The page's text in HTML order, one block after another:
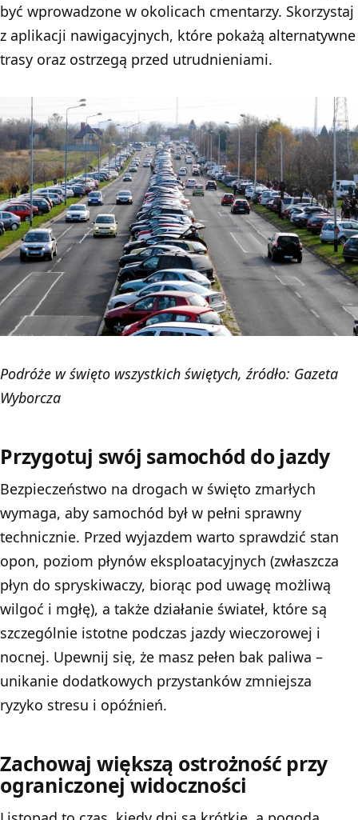
być wprowadzone w okolicach cmentarzy. Skorzystaj
z aplikacji nawigacyjnych, które pokażą alternatywne
trasy oraz ostrzegą przed utrudnieniami.
Podróże w święto wszystkich świętych, źródło: Gazeta
Wyborcza
Przygotuj swój samochód do jazdy
Bezpieczeństwo na drogach w święto zmarłych
wymaga, aby samochód był w pełni sprawny
technicznie. Przed wyjazdem warto sprawdzić stan
opon, poziom płynów eksploatacyjnych (zwłaszcza
płyn do spryskiwaczy, biorąc pod uwagę możliwą
wilgoć i mgłę), a także działanie świateł, które są
szczególnie istotne podczas jazdy wieczorowej i
nocnej. Upewnij się, że masz pełen bak paliwa –
unikanie dodatkowych przystanków zmniejsza
ryzyko stresu i opóźnień.
Zachowaj większą ostrożność przy
ograniczonej widoczności